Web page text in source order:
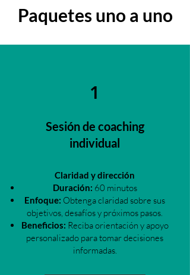
Paquetes uno a uno
1
Sesión de coaching
individual
Claridad y dirección
Duración: 60 minutos
Enfoque: Obtenga claridad sobre sus
objetivos, desafíos y próximos pasos.
Beneficios: Reciba orientación y apoyo
personalizado para tomar decisiones
informadas.